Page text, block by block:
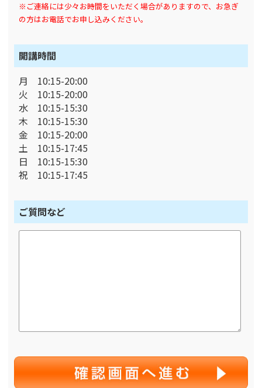
※ご連絡には少々お時間をいただく場合がありますので、お急ぎ
の方はお電話でお申し込みください。
開講時間
月 10:15-20:00
火 10:15-20:00
水 10:15-15:30
木 10:15-15:30
金 10:15-20:00
土 10:15-17:45
日 10:15-15:30
祝 10:15-17:45
ご質問など